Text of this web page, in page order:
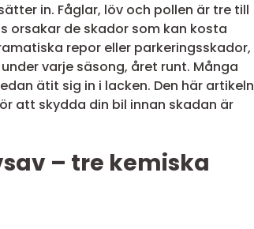
in. Fåglar, löv och pollen är tre till
orsakar de skador som kan kosta
repor eller parkeringsskador,
varje säsong, året runt. Många
ätit sig in i lacken. Den här artikeln
att skydda din bil innan skadan är
– tre kemiska